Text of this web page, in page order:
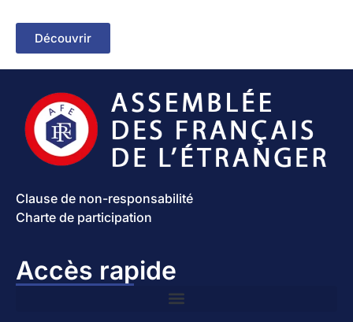
Découvrir
Clause de non-responsabilité
Charte de participation
Accès rapide